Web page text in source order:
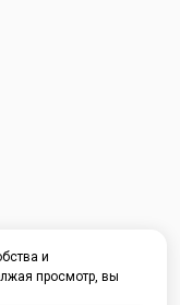
и
просмотр, вы